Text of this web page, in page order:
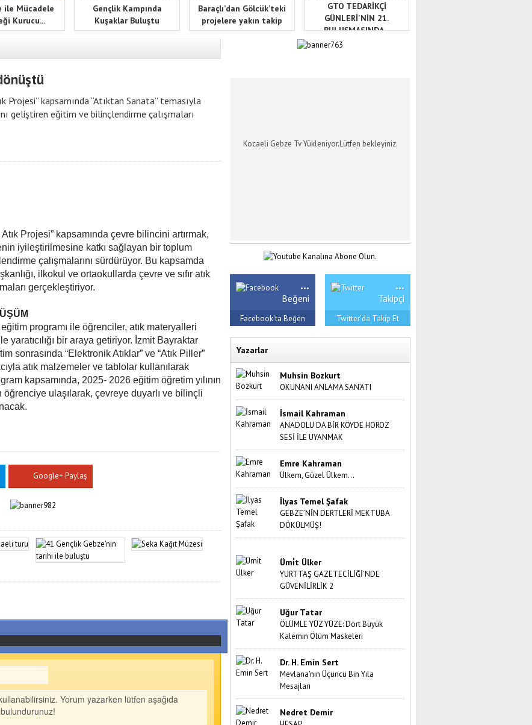
ile Mücadele
Kurucu...
Gençlik Kampında
Kuşaklar Buluştu
Baraçlı’dan Gölcük’teki
projelere yakın takip
GTO TEDARİKÇİ
GÜNLERİ'NİN 21.
BULUŞMASINDA...
Projesi” kapsamında “Atıktan Sanata” temasıyla
geliştiren eğitim ve bilinçlendirme çalışmaları
Projesi” kapsamında çevre bilincini artırmak,
iyileştirilmesine katkı sağlayan bir toplum
çalışmalarını sürdürüyor. Bu kapsamda
ilkokul ve ortaokullarda çevre ve sıfır atık
gerçekleştiriyor.
programı ile öğrenciler, atık materyalleri
yaratıcılığı bir araya getiriyor. İzmit Bayraktar
sonrasında “Elektronik Atıklar” ve “Atık Piller”
atık malzemeler ve tablolar kullanılarak
kapsamında, 2025- 2026 eğitim öğretim yılının
ulaşılarak, çevreye duyarlı ve bilinçli
Google+ Paylaş
Kocaeli Gebze Tv Yükleniyor.Lütfen bekleyiniz.
...
Beğeni
Facebook'ta Beğen
...
Takipçi
Twitter'da Takip Et
Yazarlar
Muhsin Bozkurt
OKUNANI ANLAMA SAN’ATI
İsmail Kahraman
ANADOLU DA BİR KÖYDE HOROZ
SESİ İLE UYANMAK
Emre Kahraman
Ülkem, Güzel Ülkem…
İlyas Temel Şafak
GEBZE’NİN DERTLERİ MEKTUBA
DÖKÜLMÜŞ!
Ümi̇t Ülker
YURTTAŞ GAZETECİLİĞİ’NDE
GÜVENİLİRLİK 2
Uğur Tatar
ÖLÜMLE YÜZ YÜZE: Dört Büyük
Kalemin Ölüm Maskeleri
Dr. H. Emin Sert
Mevlana'nın Üçüncü Bin Yıla
Mesajları
Nedret Demir